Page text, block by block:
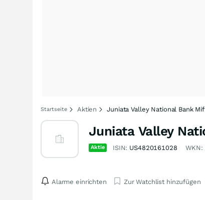
Startseite Aktien Juniata Valley National Bank
Juniata Valley
Aktie ISIN: US4820161028 WKN:
Alarme einrichten Zur Watchlist hinzufügen